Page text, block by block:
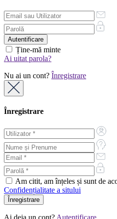
Ține-mă minte
Ai uitat parola?
Nu ai un cont? Înregistrare
Înregistrare
Am citit, am înțeles și sunt de
Confidențialitate a sitului
Ai deja un cont? Autentificare